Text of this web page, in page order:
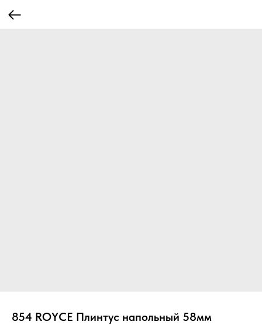
854 ROYCE Плинтус напольный 58мм